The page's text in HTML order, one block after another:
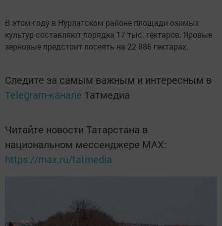
В этом году в Нурлатском районе площади озимых
культур составляют порядка 17 тыс. гектаров. Яровые
зерновые предстоит посеять на 22 885 гектарах.
Следите за самым важным и интересным в
Telegram-канале Татмедиа
Читайте новости Татарстана в
национальном мессенджере MАХ:
https://max.ru/tatmedia